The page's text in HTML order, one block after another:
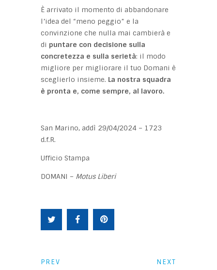
È arrivato il momento di abbandonare
l’idea del “meno peggio” e la
convinzione che nulla mai cambierà e
di puntare con decisione sulla
concretezza e sulla serietà: il modo
migliore per migliorare il tuo Domani è
sceglierlo insieme. La nostra squadra
è pronta e, come sempre, al lavoro.
San Marino, addì 29/04/2024 – 1723
d.f.R.
Ufficio Stampa
DOMANI – Motus Liberi
PREV
NEXT